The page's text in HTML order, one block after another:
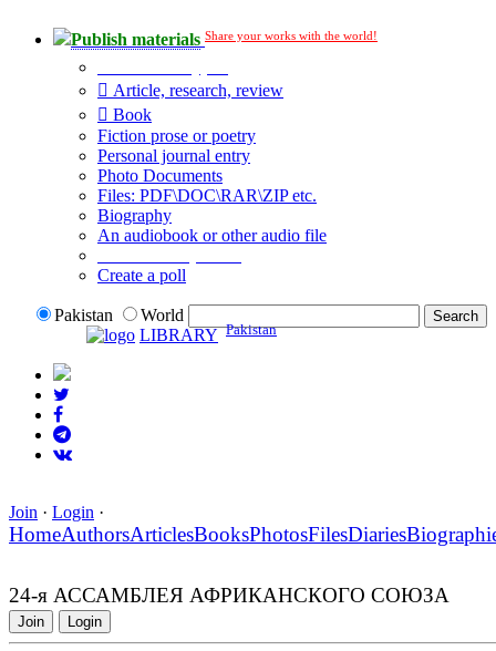
Publish materials Share your works with the world!
Article, research, review
Book
Fiction prose or poetry
Personal journal entry
Photo Documents
Files: PDF\DOC\RAR\ZIP etc.
Biography
An audiobook or other audio file
Create a poll
Pakistan
World
LIBRARY Pakistan
Join · Login ·
HomeAuthorsArticlesBooksPhotosFilesDiaries
24-я АССАМБЛЕЯ АФРИКАНСКОГО СОЮЗА
Join Login